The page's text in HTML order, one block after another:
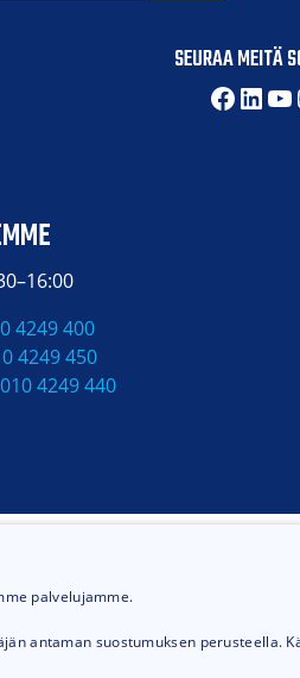
SEURAA MEITÄ
4249 400
4249 450
010 4249 440
palvelujamme.
antaman suostumuksen perusteella.